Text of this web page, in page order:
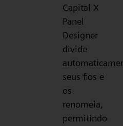
Capital X
Panel
Designer
divide
seus fios e
os
renomeia,
permitindo